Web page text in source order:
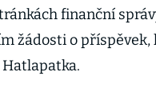
finanční
žádosti o